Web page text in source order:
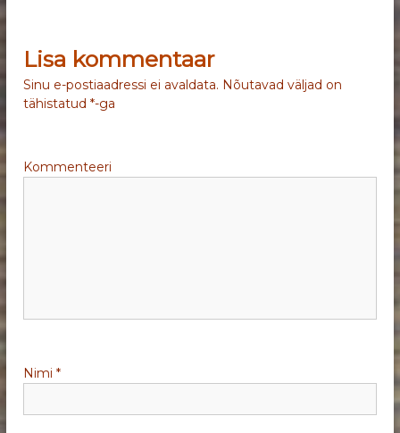
v
i
e
i
n
Lisa kommentaar
Sinu e-postiaadressi ei avaldata. Nõutavad väljad on
tähistatud*-ga
Kommenteeri
Nimi*